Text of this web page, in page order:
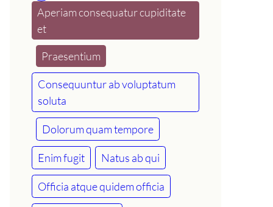
Aperiam consequatur cupiditate
et
Praesentium
Consequuntur ab voluptatum
soluta
Dolorum quam tempore
Enim fugit Natus ab qui
Officia atque quidem officia